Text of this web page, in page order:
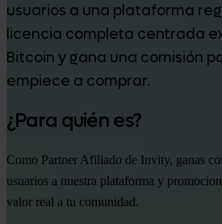
usuarios a una plataforma
licencia completa centrada
Bitcoin y gana una comisión
empiece a comprar.
¿Para quién es?
Como Partner Afiliado de Invity, ganas
usuarios a nuestra plataforma y
valor real a tu comunidad.